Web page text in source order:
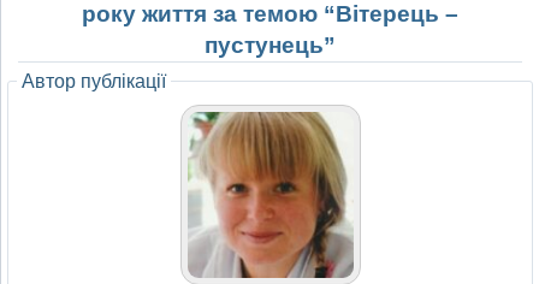
року життя за темою “Вітерець –
пустунець”
Автор публікації